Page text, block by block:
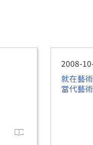
2008-
就在藝
當代藝